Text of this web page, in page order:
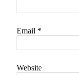
Email *
Website